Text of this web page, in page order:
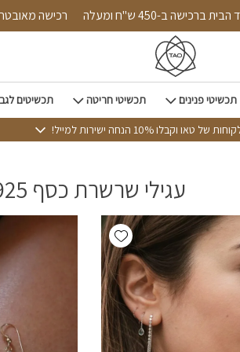
עד הבית ברכישה ב-450 ש"ח ומעלה רכישה
תכשיטי פנינים תכשיטי חריטה תכשיטים
וקבלו 10% הנחה ישירות למייל!
עגילי שרשרת כסף 925
Add wishlist